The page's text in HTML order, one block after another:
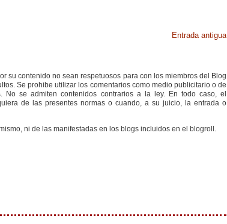
Entrada antigua
su contenido no sean respetuosos para con los miembros del Blog
Se prohibe utilizar los comentarios como medio publicitario o de
se admiten contenidos contrarios a la ley. En todo caso, el
de las presentes normas o cuando, a su juicio, la entrada o
ni de las manifestadas en los blogs incluidos en el blogroll.